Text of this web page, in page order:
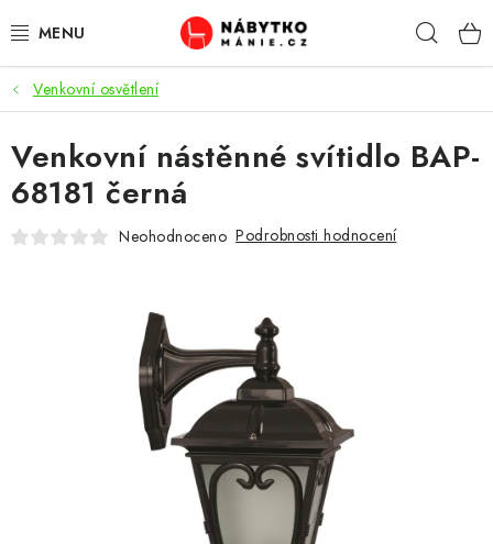
na
OBÝVACÍ POKOJ
KUCHYŇ A JÍDELNA
LOŽNICE
KANCELÁŘ / PRACOVNA
KOUPELNA A WC
CHOVATELSKÉ POTŘEBY
Venkovní osvětlení
Venkovní nástěnné svítidlo BAP-
68181 černá
Neohodnoceno Podrobnosti hodnocení